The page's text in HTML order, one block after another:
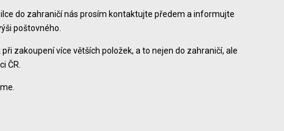
do zahraničí nás prosím kontaktujte předem a informujte
poštovného.
při zakoupení více větších položek, a to nejen do zahraničí, ale
ČR.